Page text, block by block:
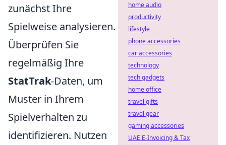
zunächst Ihre
Spielweise analysieren.
Überprüfen Sie
regelmäßig Ihre
StatTrak-Daten, um
Muster in Ihrem
Spielverhalten zu
identifizieren. Nutzen
home audio
productivity
lifestyle
phone accessories
car accessories
technology
tech gadgets
home office
travel gifts
travel gear
gaming accessories
UAE E-Invoicing & Tax